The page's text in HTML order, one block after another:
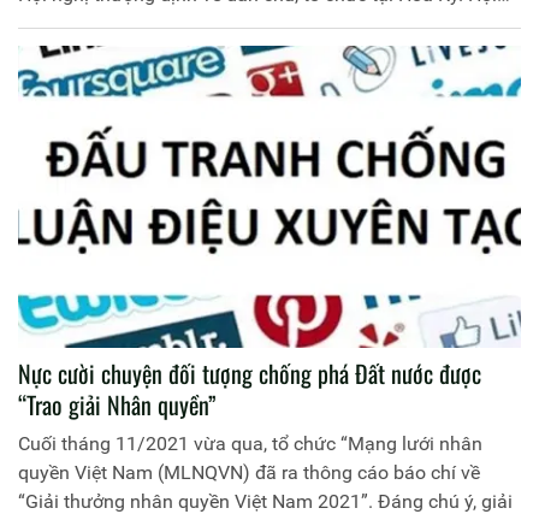
nghị thượng đỉnh về dân chủ (Summit for Democracy) theo
sáng kiến của Tổng thống Mỹ Joe Biden diễn ra trong hai
ngày 9 và 10/12/2021, theo hình thức trực tuyến. Tham
lãnh thổ.
Nực cười chuyện đối tượng chống phá Đất nước được
“Trao giải Nhân quyền”
Cuối tháng 11/2021 vừa qua, tổ chức “Mạng lưới nhân
quyền Việt Nam (MLNQVN) đã ra thông cáo báo chí về
“Giải thưởng nhân quyền Việt Nam 2021”. Đáng chú ý, giải